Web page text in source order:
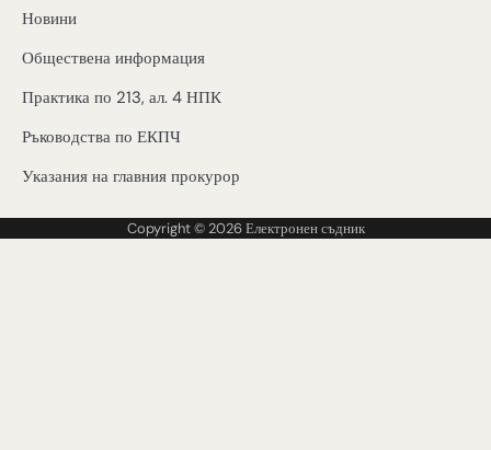
Новини
Обществена информация
Практика по 213, ал. 4 НПК
Ръководства по ЕКПЧ
Указания на главния прокурор
Copyright © 2026Електронен съдник